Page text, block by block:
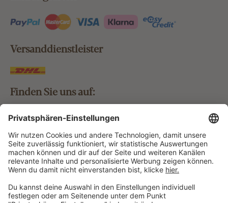
Versanddienstleister
Finden Sie uns auf:
Bestellung widerrufen
Vertrag widerrufen